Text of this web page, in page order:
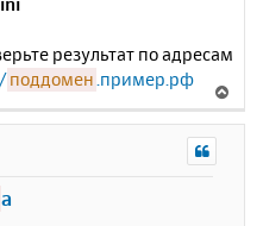
результат по адресам
поддомен.пример.рф
е
а